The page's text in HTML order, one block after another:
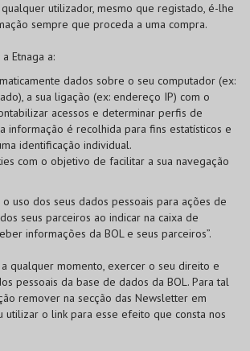
utilizador, mesmo que registado, é-lhe
sempre que proceda a uma compra.
Etnaga a:
dados sobre o seu computador (ex:
a sua ligação (ex: endereço IP) com o
acessos e determinar perfis de
informação é recolhida para fins estatísticos e
identificação individual.
com o objetivo de facilitar a sua navegação
uso dos seus dados pessoais para ações de
seus parceiros ao indicar na caixa de
informações da BOLe seus parceiros”.
qualquer momento, exercer o seu direito e
pessoais da base de dados da BOL. Para tal
remover na secção das Newsletter em
utilizar o link para esse efeito que consta nos